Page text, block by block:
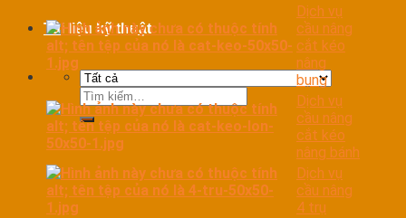
Tài liệu kỹ thuật
Tìm
kiếm:
Dịch vụ
cầu nâng
cắt kéo
nâng
bụng
Dịch vụ
cầu nâng
cắt kéo
nâng bánh
Dịch vụ
cầu nâng
4 trụ